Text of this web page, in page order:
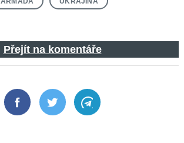
Přejít na komentáře
FacebookTwitter Telegram